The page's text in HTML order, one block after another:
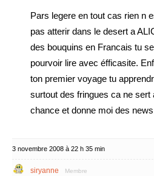
Pars legere en tout cas rien n
pas atterir dans le desert a
des bouquins en Francais tu
pourvoir lire avec éfficasite.
ton premier voyage tu
surtout des fringues ca ne
chance et donne moi des news
3 novembre 2008 à 22 h 35 min
siryanne Membre